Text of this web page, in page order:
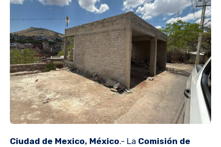
Ciudad de Mexico, México.- La Comisión de